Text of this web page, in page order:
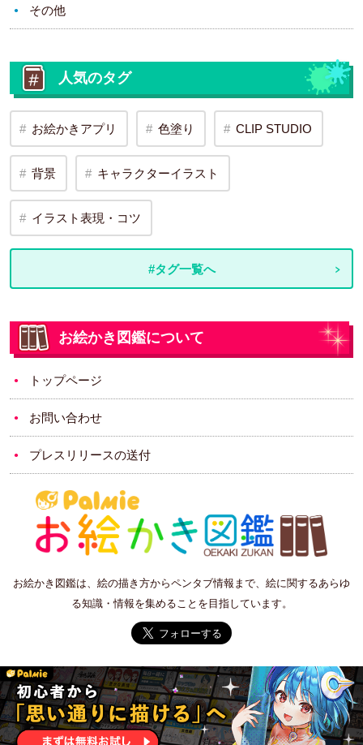
その他
人気のタグ
お絵かきアプリ 色塗り CLIP STUDIO
背景 キャラクターイラスト
イラスト表現・コツ
#タグ一覧へ
お絵かき図鑑について
トップページ
お問い合わせ
プレスリリースの送付
お絵かき図鑑は、絵の描き方からペンタブ情報まで、絵に関するあらゆ
る知識・情報を集めることを目指しています。